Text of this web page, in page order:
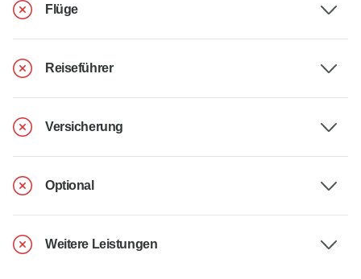
Flüge
Reiseführer
Versicherung
Optional
Weitere Leistungen